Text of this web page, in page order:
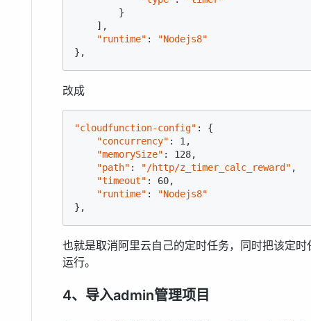
        }
    ],
"runtime" :
"Nodejs8"
},
改成
"cloudfunction-config" : {
"concurrency" : 1 ,
"memorySize" : 128,
"path" : "/http/z_timer_calc_reward" ,
"timeout" : 60,
"runtime" :
"Nodejs8"
},
也就是取消阿里云自己的定时任务，同时把该定
运行。
4、导入admin管理项目